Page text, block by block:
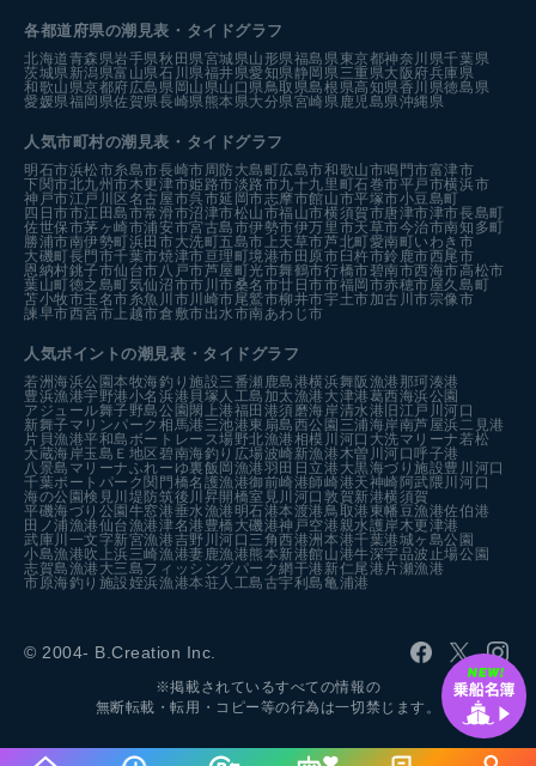
各都道府県の潮見表 ・タイドグラフ
北海道青森県岩手県秋田県宮城県山形県福島県 東京都神奈川県千葉県
茨城県 新潟県富山県石川県福井県愛知県静岡県 三重県大阪府兵庫県
和歌山県京都府広島県 岡山県山口県 鳥取県島根県高知県香川県徳島県
愛媛県福岡県佐賀県長崎県 熊本県大分県宮崎県 鹿児島県沖縄県
人気市町村の潮見表・タイドグラフ
明石市浜松市糸島市長崎市 周防大島町広島市和歌山市鳴門市富津市
下関市北九州市木更津市姫路市淡路市九十九里町石巻市平戸市横浜市
神戸市江戸川区名古屋市呉市延岡市志摩市館山市平塚市小豆島町
四日市市江田島市常滑市沼津市松山市福山市横須賀市唐津市津市長島町
佐世保市茅ヶ崎市浦安市宮古島市伊勢市伊万里市天草市今治市南知多町
勝浦市南伊勢町浜田市大洗町五島市 上天草市芦北町愛南町いわき市
大磯町長門市千葉市焼津市亘理町境港市田原市臼杵市鈴鹿市西尾市
恩納村銚子市仙台市 八戸市芦屋町光市舞鶴市行橋市碧南市西海市高松市
葉山町徳之島町気仙沼市市川市桑名市廿日市市福岡市赤穂市屋久島町
苫小牧市玉名市糸魚川市 川崎市尾鷲市柳井市宇土市加古川市宗像市
諫早市西宮市 上越市倉敷市出水市南あわじ市
人気ポイントの潮見表・タイドグラフ
若洲海浜公園本牧海釣り施設三番瀬 鹿島港横浜舞阪漁港 那珂湊港
豊浜漁港宇野港小名浜港 貝塚人工島 加太漁港 大津港葛西海浜公園
アジュール舞子野島公園閖上港福田港須磨海岸清水港 旧江戸川河口
新舞子マリンパーク 相馬港 三池港東扇島西公園 三浦海岸南芦屋浜 二見港
片貝漁港平和島ボートレース場野北漁港相模川河口 大洗マリーナ 若松
大蔵海岸玉島Ｅ地区碧南海釣り広場波崎新漁港 木曽川河口呼子港
八景島マリーナふれーゆ裏飯岡漁港羽田 日立港 大黒海づり施設豊川河口
千葉ポートパーク関門橋名護漁港御前崎港師崎港天神崎阿武隈川河口
海の公園検見川堤防筑後川昇開橋室見川河口敦賀新港横須賀
平磯海づり公園牛窓港垂水漁港 明石港本渡港 鳥取港 東幡豆漁港佐伯港
田ノ浦漁港仙台漁港津名港 豊橋 大磯港神戸空港親水護岸 木更津港
武庫川一文字新宮漁港吉野川河口 三角西港洲本港千葉港城ヶ島公園
小島漁港吹上浜三崎漁港妻鹿漁港熊本新港館山港牛深宇品波止場公園
志賀島漁港 大三島フィッシングパーク網干港 新仁尾港 片瀬漁港
市原海釣り施設姪浜漁港本荘人工島古宇利島亀浦港
© 2004- B.Creation Inc.
※掲載されているすべての情報の
無断転載・転用・コピー等の行為は一切禁じます。